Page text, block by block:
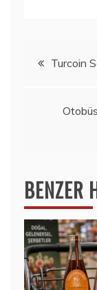
YazıTurcoin
BENZER